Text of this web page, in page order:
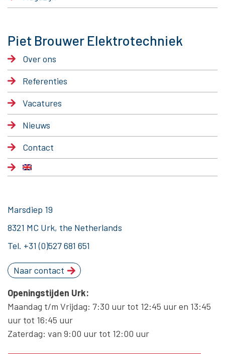
Piet Brouwer Elektrotechniek
Over ons
Referenties
Vacatures
Nieuws
Contact
Marsdiep 19
8321 MC Urk, the Netherlands
Tel. +31 (0)527 681 651
Naar contact
Openingstijden Urk:
Maandag t/m Vrijdag: 7:30 uur tot 12:45 uur en 13:45
uur tot 16:45 uur
Zaterdag: van 9:00 uur tot 12:00 uur